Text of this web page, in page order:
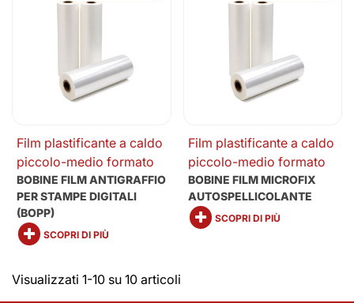
Film plastificante a caldo
piccolo-medio formato
BOBINE FILM ANTIGRAFFIO
PER STAMPE DIGITALI
(BOPP)
SCOPRI DI PIÙ
Film plastificante a caldo
piccolo-medio formato
BOBINE FILM MICROFIX
AUTOSPELLICOLANTE
SCOPRI DI PIÙ
Visualizzati 1-10 su 10 articoli